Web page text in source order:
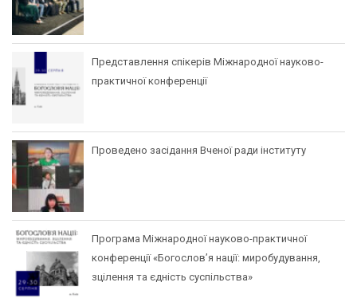
Представлення спікерів Міжнародної науково-
практичної конференції
Проведено засідання Вченої ради інституту
Програма Міжнародної науково-практичної
конференції «Богослов’я нації: миробудування,
зцілення та єдність суспільства»